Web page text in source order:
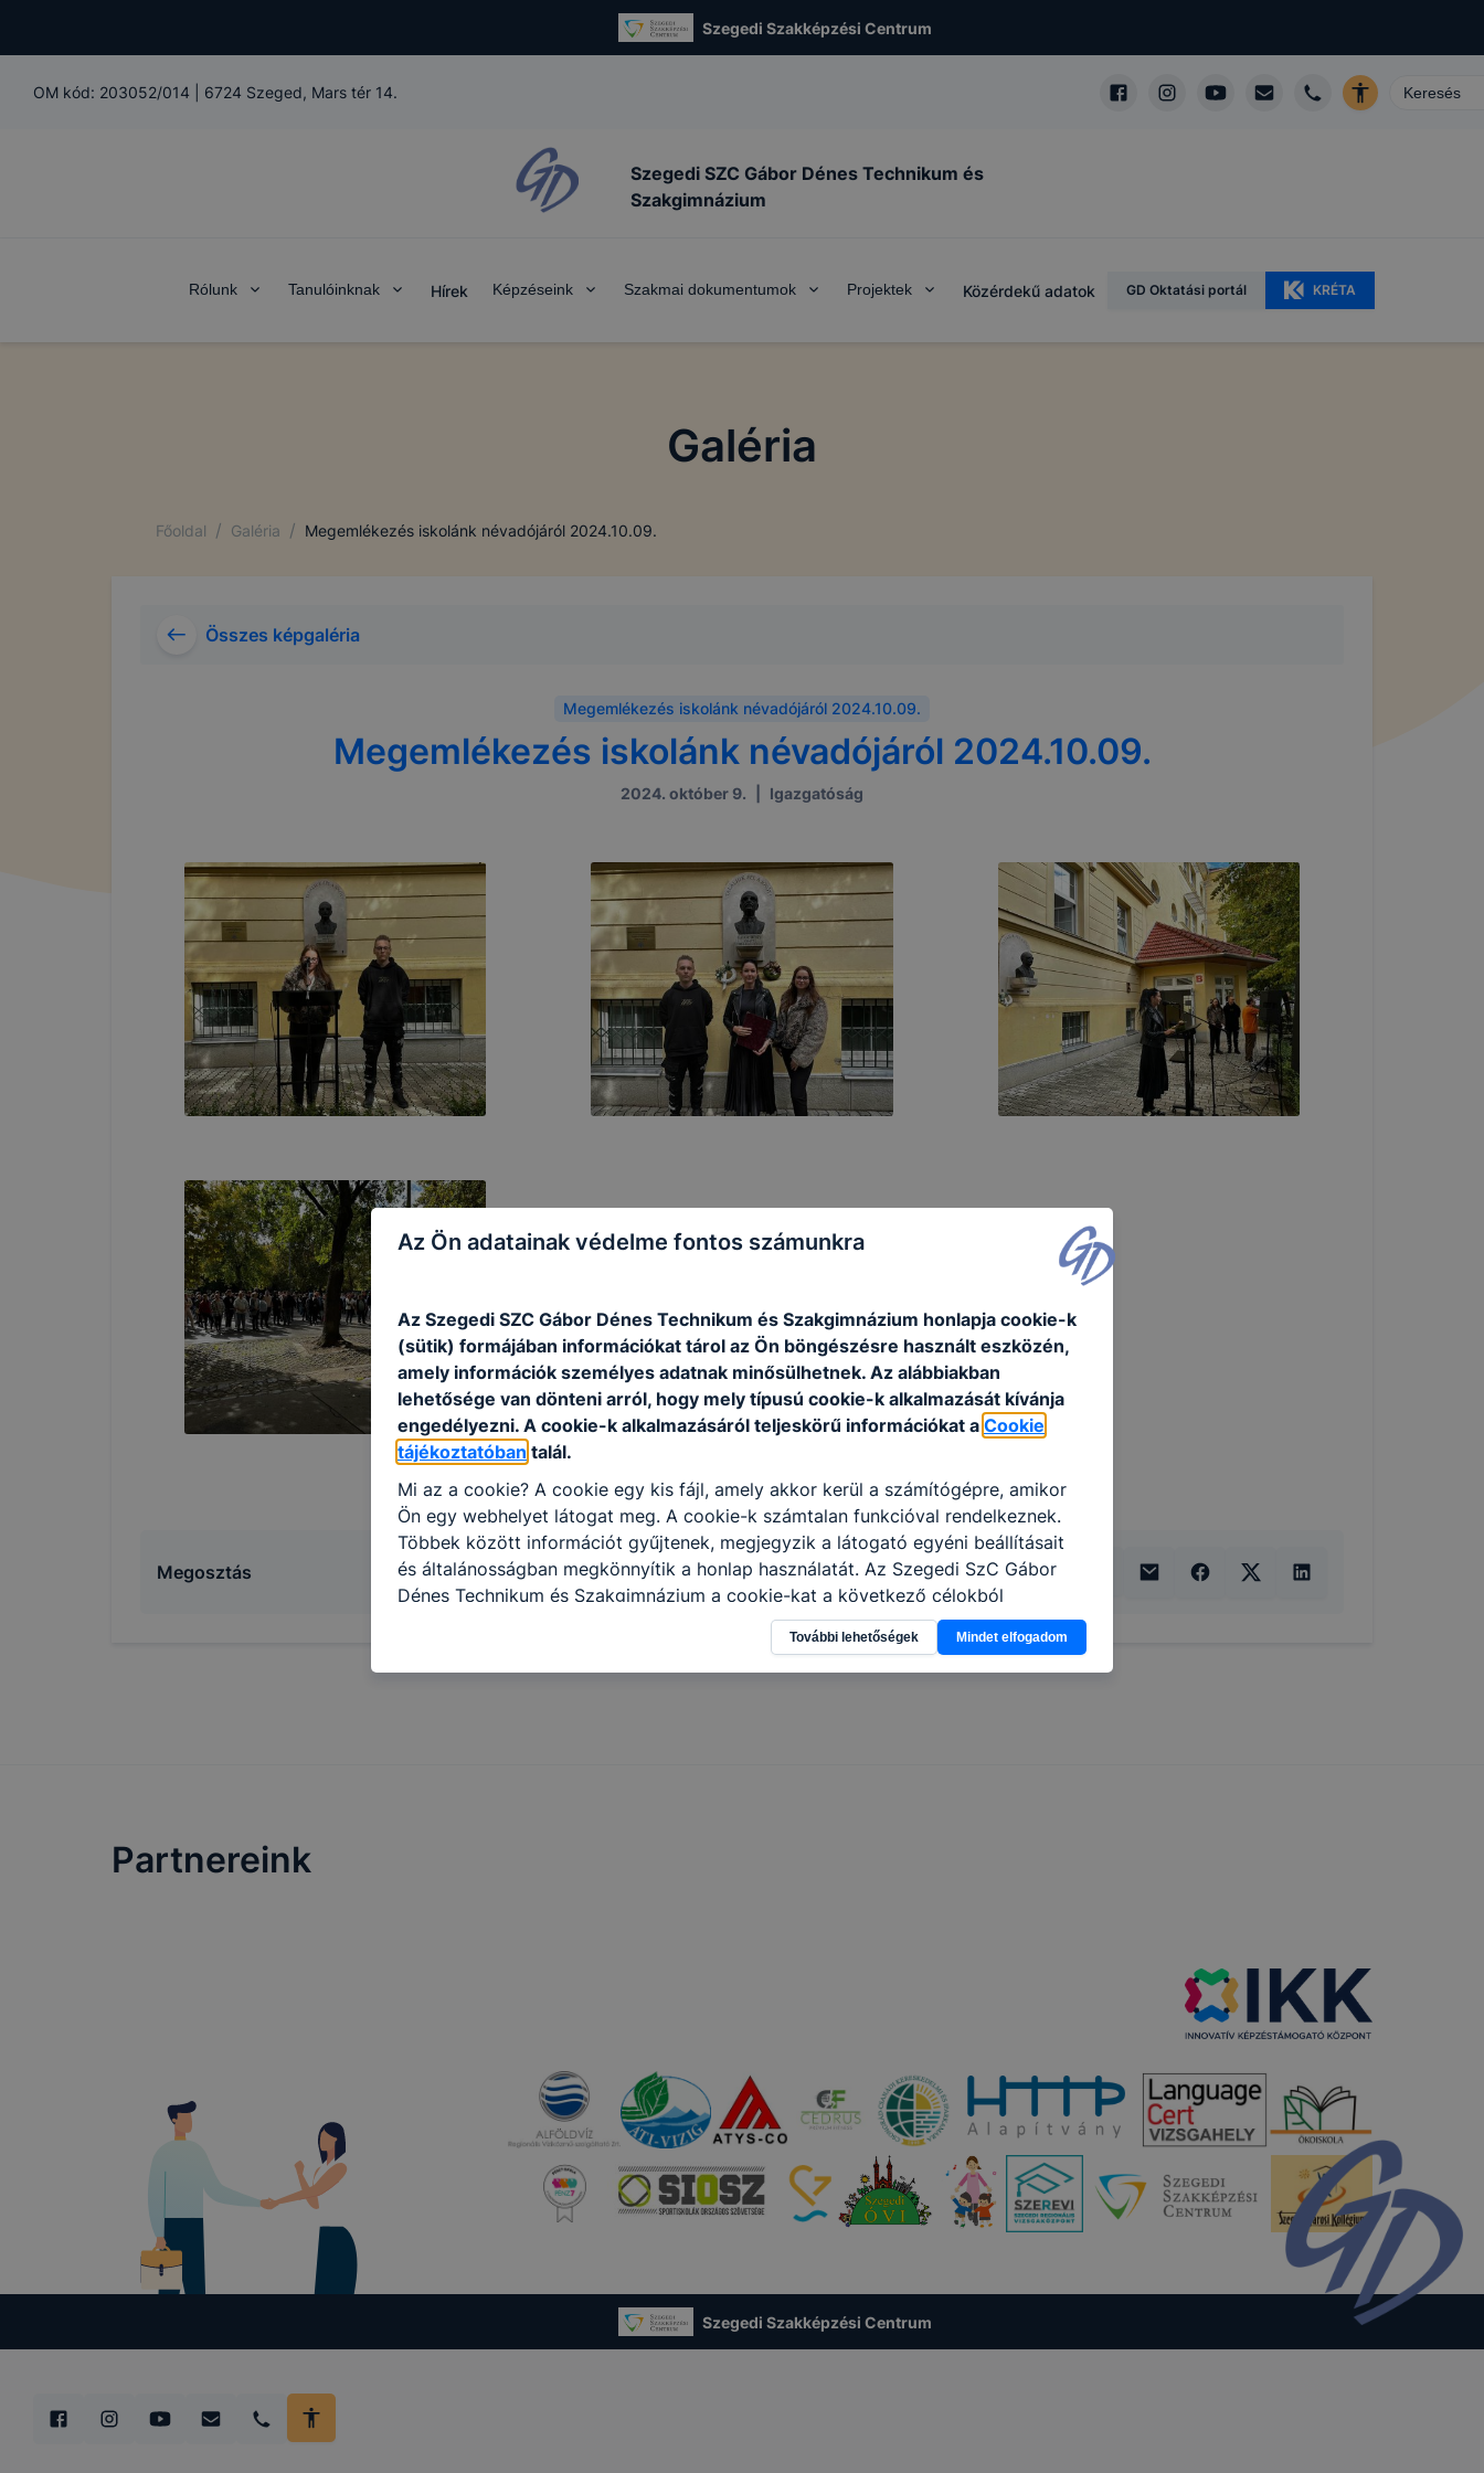
Szegedi Szakképzési Centrum
OM kód: 203052/014 6724 Szeged, Mars tér 14.
Szegedi SZC Gábor Dénes Technikum és
Szakgimnázium
Rólunk Tanulóinknak Hírek Képzéseink Szakmai dokumentumok Projektek Közérdekű adatok GD Oktatási portál KRÉTA
Galéria
Főoldal / Galéria / Megemlékezés iskolánk névadójáról 2024.10.09.
Összes képgaléria
Megemlékezés iskolánk névadójáról 2024.10.09.
Megemlékezés iskolánk névadójáról 2024.10.09.
2024. október 9. Igazgatóság
Megosztás
Partnereink
Szegedi Szakképzési Centrum
Az Ön adatainak védelme fontos számunkra
Az Szegedi SZC Gábor Dénes Technikum és Szakgimnázium honlapja cookie-k
(sütik) formájában információkat tárol az Ön böngészésre használt eszközén,
amely információk személyes adatnak minősülhetnek. Az alábbiakban
lehetősége van dönteni arról, hogy mely típusú cookie-k alkalmazását kívánja
engedélyezni. A cookie-k alkalmazásáról teljeskörű információkat a Cookie
tájékoztatóban talál.
Mi az a cookie? A cookie egy kis fájl, amely akkor kerül a számítógépre, amikor
Ön egy webhelyet látogat meg. A cookie-k számtalan funkcióval rendelkeznek.
Többek között információt gyűjtenek, megjegyzik a látogató egyéni beállításait
és általánosságban megkönnyítik a honlap használatát. Az Szegedi SzC Gábor
Dénes Technikum és Szakgimnázium a cookie-kat a következő célokból
használja: információ gyűjtése azzal kapcsolatban, hogyan használja Ön a
honlapot -annak felmérésével, hogy a honlap melyik részeit látogatja, vagy
használja leginkább, így megtudhatjuk, hogyan biztosítsunk Önnek még jobb
További lehetőségek Mindet elfogadom